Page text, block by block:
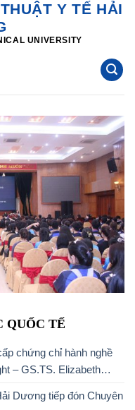
Y TẾ HẢI
UNIVERSITY
QUỐC TẾ
chứng chỉ hành nghề
– GS.TS. Elizabeth
Dương tiếp đón Chuyên